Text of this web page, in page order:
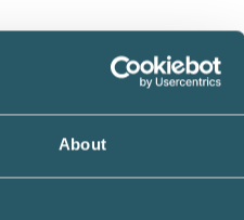
About